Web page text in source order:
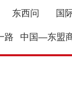
东西问 国
路 中国—东盟